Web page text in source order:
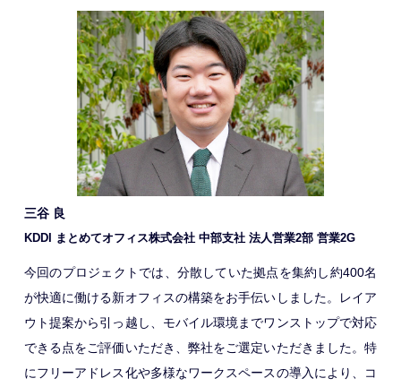
三谷 良
KDDI まとめてオフィス株式会社 中部支社 法人営業2部 営業2G
今回のプロジェクトでは、分散していた拠点を集約し約400名
が快適に働ける新オフィスの構築をお手伝いしました。レイア
ウト提案から引っ越し、モバイル環境までワンストップで対応
できる点をご評価いただき、弊社をご選定いただきました。特
にフリーアドレス化や多様なワークスペースの導入により、コ